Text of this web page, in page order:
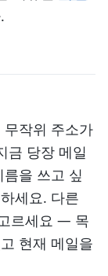
작위 주소가
금 당장 메일
을 쓰고 싶
세요. 다른
르세요 — 목
현재 메일을